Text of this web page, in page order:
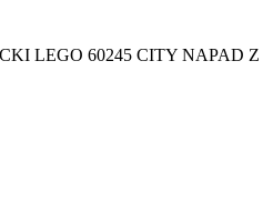
LEGO 60245 CITY NAPAD Z